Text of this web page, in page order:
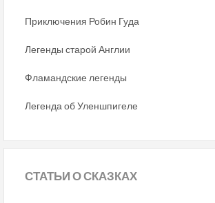
Приключения Робин Гуда
Легенды старой Англии
Фламандские легенды
Легенда об Уленшпигеле
СТАТЬИО СКАЗКАХ